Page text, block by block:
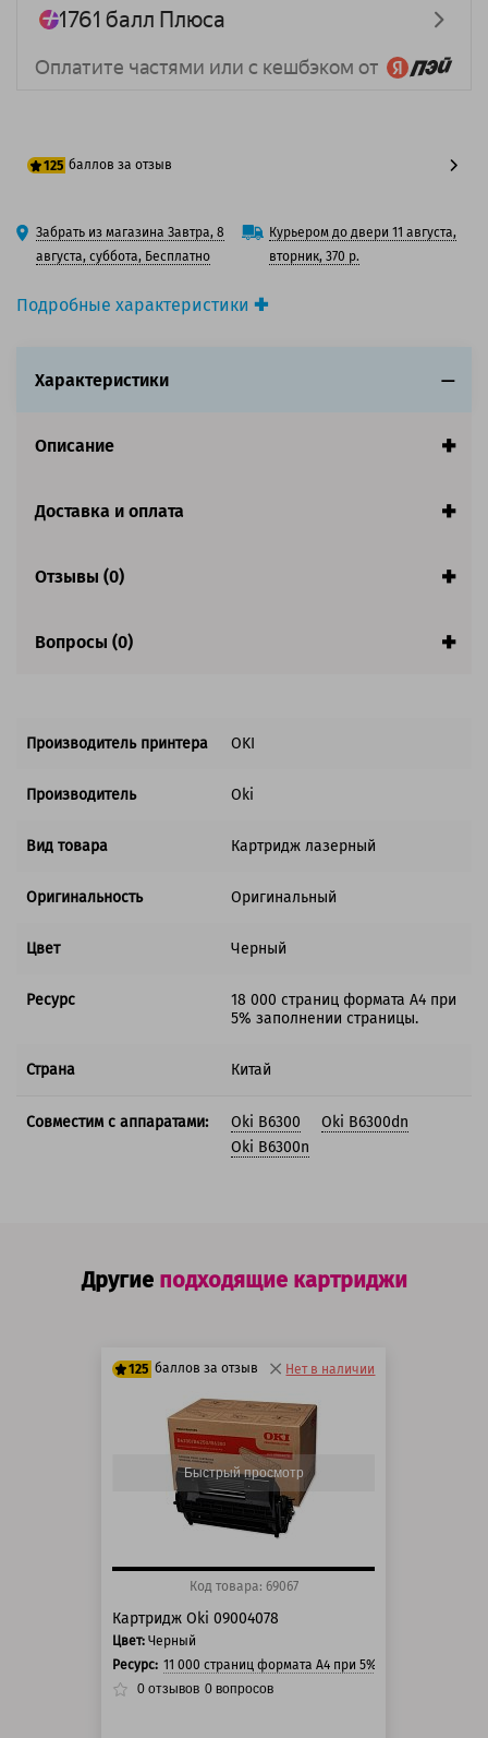
Подробные характеристики
Вид товара:Картридж лазерный
Ресурс:18 000 страниц формата А4 при 5%
Страна:Китай
125 баллов за отзыв
100 баллов
125 баллов
Забрать из магазина Завтра, 8
августа, суббота, Бесплатно
Курьером до двери 11 августа,
вторник, 370 р.
Характеристики
Описание
Доставка и оплата
Отзывы (0)
Вопросы (0)
Производитель принтера OKI
Производитель Oki
Вид товара Картридж лазерный
Оригинальность Оригинальный
Цвет Черный
Ресурс
18 000 страниц формата А4 при
5% заполнении страницы.
Страна Китай
Совместим с аппаратами: Oki B6300
Oki B6300dn
Oki B6300n
Другие подходящие картриджи
125 баллов за отзыв
100 баллов
125 баллов
Нет в наличии
Быстрый просмотр
Код товара: 69067
Картридж Oki 09004078
Цвет: Черный
Ресурс: 11 000 страниц формата А4 при 5% заполнении
0 отзывов 0 вопросов